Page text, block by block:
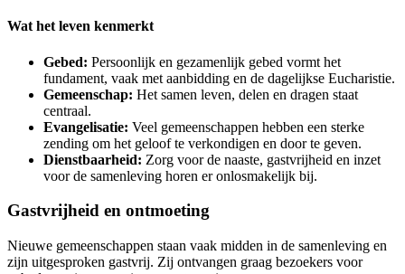
Wat het leven kenmerkt
Gebed: Persoonlijk en gezamenlijk gebed vormt het
fundament, vaak met aanbidding en de dagelijkse Eucharistie.
Gemeenschap: Het samen leven, delen en dragen staat
centraal.
Evangelisatie: Veel gemeenschappen hebben een sterke
zending om het geloof te verkondigen en door te geven.
Dienstbaarheid: Zorg voor de naaste, gastvrijheid en inzet
voor de samenleving horen er onlosmakelijk bij.
Gastvrijheid en ontmoeting
Nieuwe gemeenschappen staan vaak midden in de samenleving en
zijn uitgesproken gastvrij. Zij ontvangen graag bezoekers voor